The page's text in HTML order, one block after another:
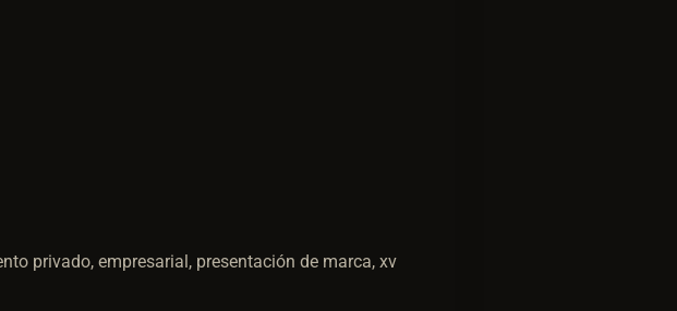
privado, empresarial, presentación de marca, xv